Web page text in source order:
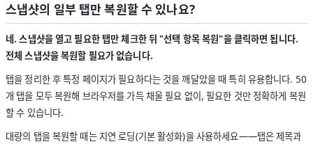
스냅샷의 일부 탭만 복원할 수 있나요?
네. 스냅샷을 열고 필요한 탭만 체크한 뒤 "선택 항목 복원"을 클릭하면 됩니다.
전체 스냅샷을 복원할 필요가 없습니다.
탭을 정리한 후 특정 페이지가 필요하다는 것을 깨달았을 때 특히 유용합니다. 50
개 탭을 모두 복원해 브라우저를 가득 채울 필요 없이, 필요한 것만 정확하게 복원
할 수 있습니다.
대량의 탭을 복원할 때는 지연 로딩(기본 활성화)을 사용하세요——탭은 제목과